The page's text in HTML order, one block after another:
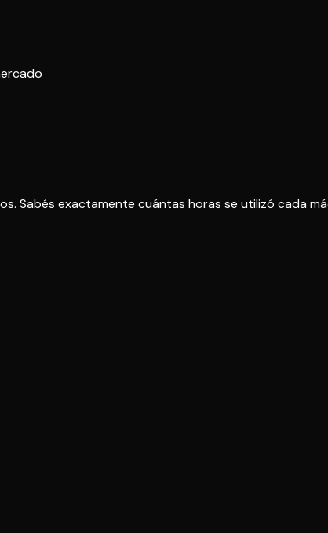
Sabés exactamente cuántas horas se utilizó cada